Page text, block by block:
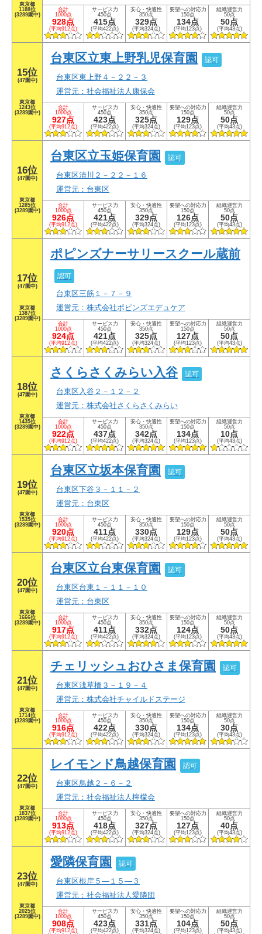
東京都
1188位
(3289園中)
合計
1000点
928点
(平均912点)
サービス力
450点
415点
(平均422点)
安心・快適性
350点
329点
(平均324点)
要望への対応力
150点
134点
(平均123点)
組織運営力
50点
50点
(平均43点)
15位
(47園中)
東京都
1243位
(3289園中)
台東区立東上野乳児保育園 認可
台東区東上野４－２２－３
運営元：社会福祉法人康保会
合計
1000点
927点
(平均912点)
サービス力
450点
423点
(平均422点)
安心・快適性
350点
325点
(平均324点)
要望への対応力
150点
129点
(平均123点)
組織運営力
50点
50点
(平均43点)
16位
(47園中)
東京都
1285位
(3289園中)
台東区立玉姫保育園 認可
台東区清川２－２２－１６
運営元：台東区
合計
1000点
926点
(平均912点)
サービス力
450点
421点
(平均422点)
安心・快適性
350点
329点
(平均324点)
要望への対応力
150点
126点
(平均123点)
組織運営力
50点
50点
(平均43点)
17位
(47園中)
東京都
1387位
(3289園中)
ポピンズナーサリースクール蔵前
認可
台東区三筋１－７－９
運営元：株式会社ポピンズエデュケア
合計
1000点
924点
(平均912点)
サービス力
450点
421点
(平均422点)
安心・快適性
350点
325点
(平均324点)
要望への対応力
150点
127点
(平均123点)
組織運営力
50点
50点
(平均43点)
18位
(47園中)
東京都
1435位
(3289園中)
さくらさくみらい入谷 認可
台東区入谷２－１２－２
運営元：株式会社さくらさくみらい
合計
1000点
922点
(平均912点)
サービス力
450点
437点
(平均422点)
安心・快適性
350点
342点
(平均324点)
要望への対応力
150点
134点
(平均123点)
組織運営力
50点
10点
(平均43点)
19位
(47園中)
東京都
1535位
(3289園中)
台東区立坂本保育園 認可
台東区下谷３－１１－２
運営元：台東区
合計
1000点
920点
(平均912点)
サービス力
450点
411点
(平均422点)
安心・快適性
350点
330点
(平均324点)
要望への対応力
150点
129点
(平均123点)
組織運営力
50点
50点
(平均43点)
20位
(47園中)
東京都
1666位
(3289園中)
台東区立台東保育園 認可
台東区台東１－１１－１０
運営元：台東区
合計
1000点
917点
(平均912点)
サービス力
450点
411点
(平均422点)
安心・快適性
350点
332点
(平均324点)
要望への対応力
150点
124点
(平均123点)
組織運営力
50点
50点
(平均43点)
21位
(47園中)
東京都
1714位
(3289園中)
チェリッシュおひさま保育園 認可
台東区浅草橋３－１９－４
運営元：株式会社チャイルドステージ
合計
1000点
916点
(平均912点)
サービス力
450点
422点
(平均422点)
安心・快適性
350点
330点
(平均324点)
要望への対応力
150点
134点
(平均123点)
組織運営力
50点
30点
(平均43点)
22位
(47園中)
東京都
1837位
(3289園中)
レイモンド鳥越保育園 認可
台東区鳥越２－６－２
運営元：社会福祉法人檸檬会
合計
1000点
913点
(平均912点)
サービス力
450点
418点
(平均422点)
安心・快適性
350点
327点
(平均324点)
要望への対応力
150点
127点
(平均123点)
組織運営力
50点
40点
(平均43点)
23位
(47園中)
東京都
2025位
(3289園中)
愛隣保育園 認可
台東区根岸５―１５―３
運営元：社会福祉法人愛隣団
合計
1000点
908点
(平均912点)
サービス力
450点
423点
(平均422点)
安心・快適性
350点
331点
(平均324点)
要望への対応力
150点
104点
(平均123点)
組織運営力
50点
50点
(平均43点)